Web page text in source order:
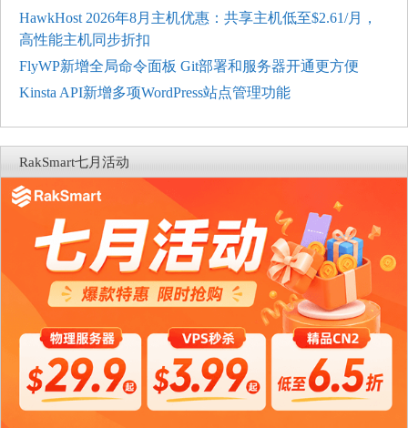
HawkHost 2026年8月主机优惠：共享主机低至$2.61/月，
高性能主机同步折扣
FlyWP新增全局命令面板 Git部署和服务器开通更方便
Kinsta API新增多项WordPress站点管理功能
RakSmart七月活动